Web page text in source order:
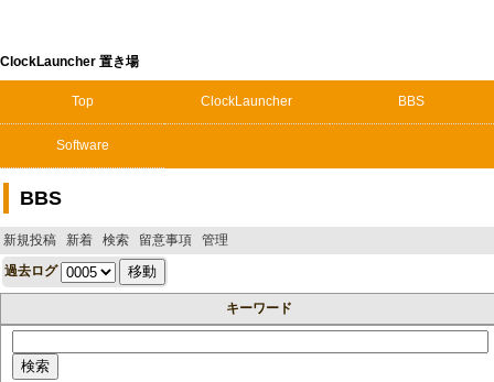
ClockLauncher 置き場
Top ClockLauncher BBS
Software
BBS
新規投稿 新着 検索 留意事項 管理
過去ログ
キーワード